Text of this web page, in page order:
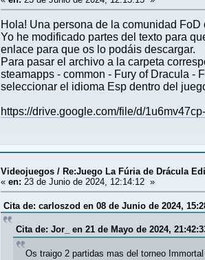
Hola! Una persona de la comunidad
Yo he modificado partes del texto para
enlace para que os lo podáis descargar.
Para pasar el archivo a la carpeta
steamapps - common - Fury of Dracula -
seleccionar el idioma Esp dentro del
https://drive.google.com/file/d/
Videojuegos / Re:Juego La Fúria de Drácula
«en: 23 de Junio de 2024, 12:14:12 »
Cita de: carloszod en 08 de Junio de 2024,
Cita de: Jor_ en 21 de Mayo de 2024,
Os traigo 2 partidas mas del torneo